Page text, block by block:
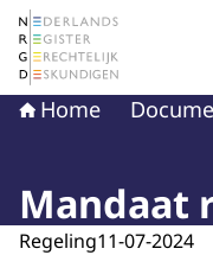
Naar de homepage
Home
Mandaat
Regeling11-07-2024